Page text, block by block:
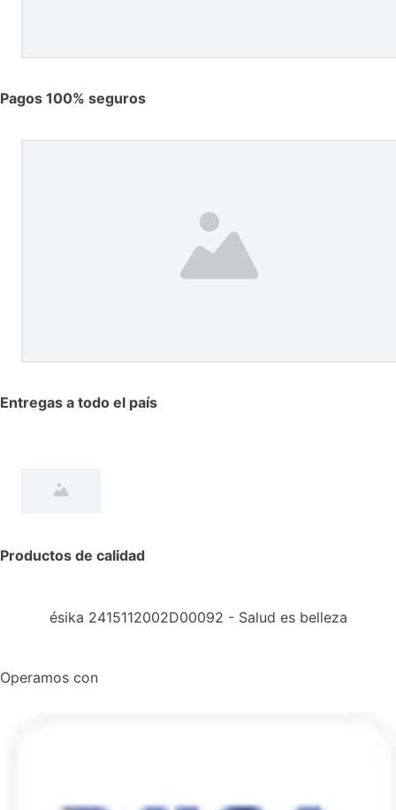
Pagos 100% seguros
Entregas a todo el país
Productos de calidad
ésika 2415112002D00092 - Salud es belleza
Operamos con